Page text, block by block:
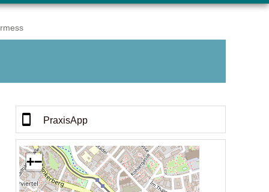
PraxisApp
+−